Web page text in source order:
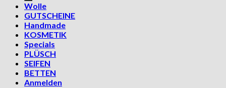
Wolle
GUTSCHEINE
Handmade
KOSMETIK
Specials
PLÜSCH
SEIFEN
BETTEN
Anmelden